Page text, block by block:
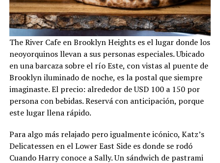
The River Cafe en Brooklyn Heights es el lugar donde los
neoyorquinos llevan a sus personas especiales. Ubicado
en una barcaza sobre el río Este, con vistas al puente de
Brooklyn iluminado de noche, es la postal que siempre
imaginaste. El precio: alrededor de USD 100 a 150 por
persona con bebidas. Reservá con anticipación, porque
este lugar llena rápido.
Para algo más relajado pero igualmente icónico, Katz’s
Delicatessen en el Lower East Side es donde se rodó
Cuando Harry conoce a Sally. Un sándwich de pastrami